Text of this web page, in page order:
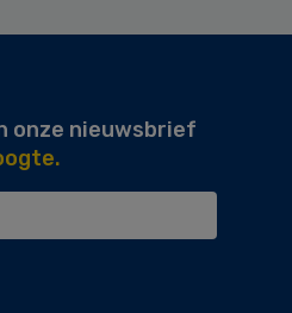
onze nieuwsbrief